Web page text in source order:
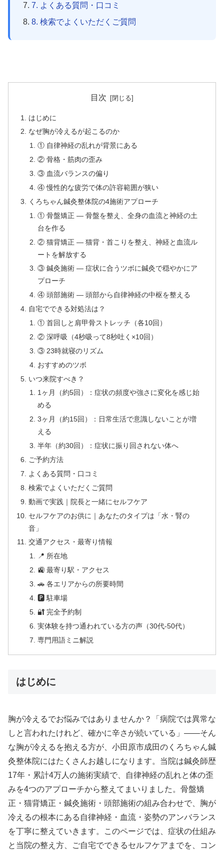
7. よくある質問・口コミ
8. 検索でよくいただくご質問
目次
はじめに
なぜ胸が冷えるが起こるのか
① 自律神経の乱れが背景にある
② 骨格・筋肉の歪み
③ 血流バランスの偏り
④ 慢性的な疲労で体の許容範囲が狭い
くろちゃん鍼灸整体院の4施術アプローチ
① 骨盤矯正 — 骨盤を整え、全身の血流と神経の土
台を作る
② 猫背矯正 — 猫背・首こりを整え、神経と血流ル
ートを解放する
③ 鍼灸施術 — 症状に合うツボに鍼灸で穏やかにア
プローチ
④ 頭部施術 — 頭部から自律神経の中枢を整える
自宅でできる対処法は？
① 首回しと肩甲骨ストレッチ（各10回）
② 深呼吸（4秒吸って8秒吐く×10回）
③ 23時就寝のリズム
おすすめのツボ
いつ来院すべき？
1ヶ月（約5回）：症状の頻度や強さに変化を感じ始
める
3ヶ月（約15回）：日常生活で意識しないことが増
える
半年（約30回）：症状に振り回されない体へ
ご予約方法
よくある質問・口コミ
検索でよくいただくご質問
動画で実践｜院長と一緒にセルフケア
セルフケアのお供に｜あなたのタイプは「水・腎の
音」
交通アクセス・最寄り情報
📍 所在地
🚉 最寄り駅・アクセス
🚗 各エリアからの所要時間
🅿 駐車場
🔐 完全予約制
実体験を持つ通われている方の声（30代-50代）
専門用語ミニ解説
はじめに
胸が冷えるでお悩みではありませんか？「病院では異常な
しと言われたけれど、確かに辛さが続いている」——そん
な胸が冷えるを抱える方が、小田原市成田のくろちゃん鍼
灸整体院にはたくさんお越しになります。当院は鍼灸師歴
17年・累計4万人の施術実績で、自律神経の乱れと体の歪
みを4つのアプローチから整えてまいりました。骨盤矯
正・猫背矯正・鍼灸施術・頭部施術の組み合わせで、胸が
冷えるの根本にある自律神経・血流・姿勢のアンバランス
を丁寧に整えていきます。このページでは、症状の仕組み
と当院の整え方、ご自宅でできるセルフケアまでを、コン